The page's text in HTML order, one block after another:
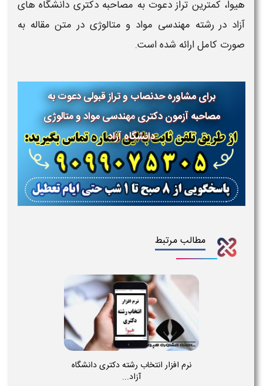
هیوا، کمترین تراز دعوت به مصاحبه دکتری دانشگاه های
آزاد در رشته مهندسی مواد و متالوژی در متن مقاله به
صورت کامل ارائه شده است.
برای مشاوره حدنصاب و تراز قبولی دعوت به
مصاحبه آزمون دکتریمهندسی مواد و متالوژی
دانشگاه آزاد
مطالب مرتبط
نرم افزار انتخاب رشته دکتری دانشگاه
آزاد...